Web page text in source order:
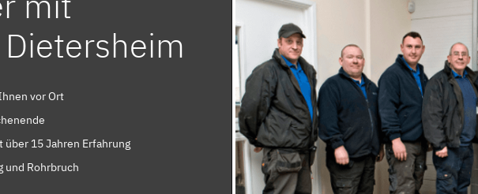
vor Ort
15 Jahren Erfahrung
und Rohrbruch